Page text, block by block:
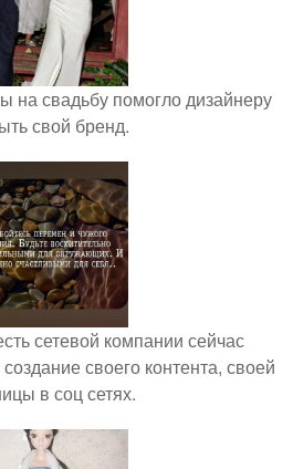
на свадьбу помогло дизайнеру
свой бренд.
сетевой компании сейчас
своего контента, своей
в соц сетях.